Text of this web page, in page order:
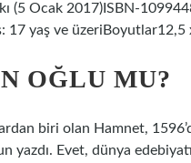
(5 Ocak 2017)ISBN-
17 yaş ve üzeriBoyutlar‎12,5
OĞLU MU?
biri olan Hamnet,
yazdı. Evet, dünya